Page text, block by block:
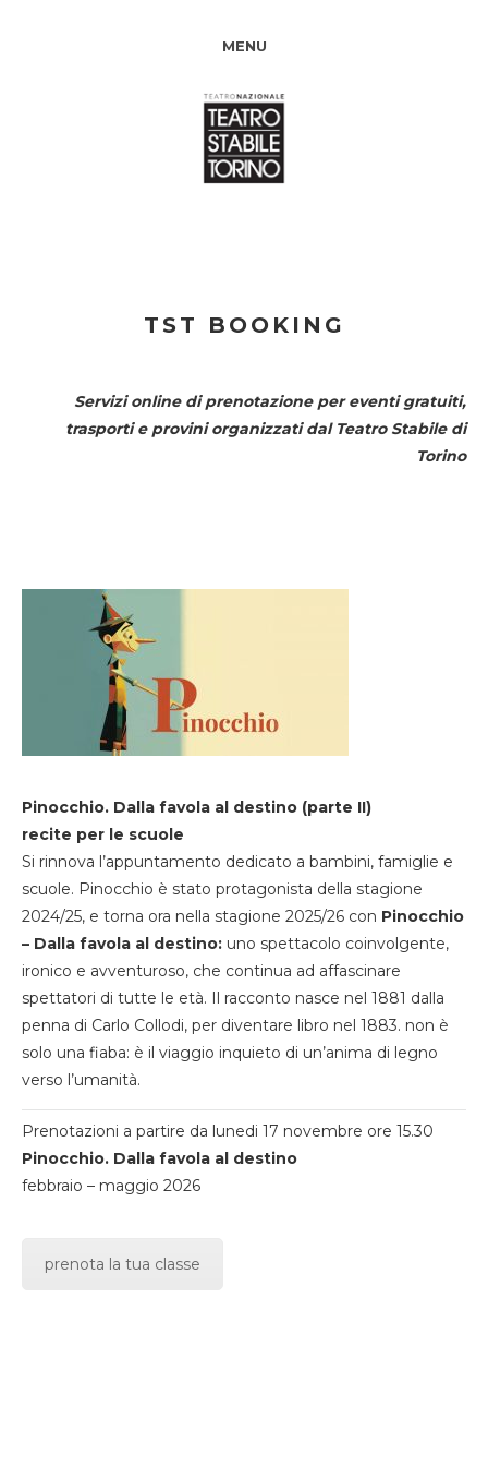
MENU
TST BOOKING
Servizi online di prenotazione per eventi gratuiti,
trasporti e provini organizzati dal Teatro Stabile di
Torino
Pinocchio. Dalla favola al destino (parte II)
recite per le scuole
Si rinnova l’appuntamento dedicato a bambini, famiglie e
scuole. Pinocchio è stato protagonista della stagione
2024/25, e torna ora nella stagione 2025/26 con Pinocchio
– Dalla favola al destino: uno spettacolo coinvolgente,
ironico e avventuroso, che continua ad affascinare
spettatori di tutte le età. Il racconto nasce nel 1881 dalla
penna di Carlo Collodi, per diventare libro nel 1883. non è
solo una fiaba: è il viaggio inquieto di un’anima di legno
verso l’umanità.
Prenotazioni a partire da lunedi 17 novembre ore 15.30
Pinocchio. Dalla favola al destino
febbraio – maggio 2026
prenota la tua classe